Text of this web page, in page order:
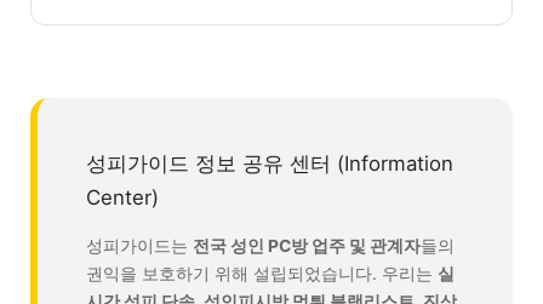
성피가이드 정보 공유 센터 (Information
Center)
성피가이드는 전국 성인 PC방 업주 및 관계자들의
권익을 보호하기 위해 설립되었습니다. 우리는 실